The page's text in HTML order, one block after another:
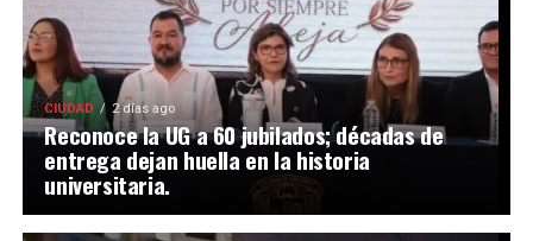
CIUDAD 2 días ago
Reconoce la UG a 60 jubilados; décadas de
entrega dejan huella en la historia
universitaria.